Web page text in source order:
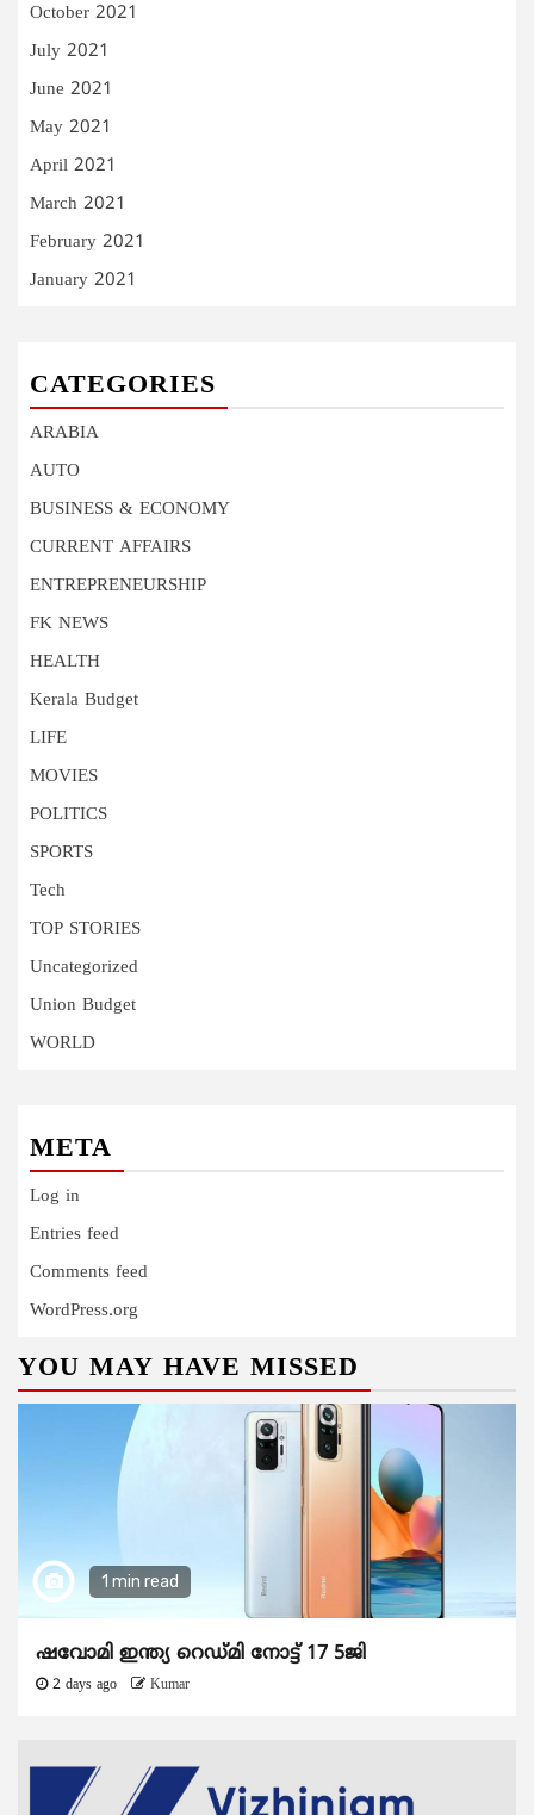
October 2021
July 2021
June 2021
May 2021
April 2021
March 2021
February 2021
January 2021
CATEGORIES
ARABIA
AUTO
BUSINESS & ECONOMY
CURRENT AFFAIRS
ENTREPRENEURSHIP
FK NEWS
HEALTH
Kerala Budget
LIFE
MOVIES
POLITICS
SPORTS
Tech
TOP STORIES
Uncategorized
Union Budget
WORLD
META
Log in
Entries feed
Comments feed
WordPress.org
YOU MAY HAVE MISSED
1 min read
ഷവോമി ഇന്ത്യ റെഡ്മി നോട്ട് 17 5ജി
2 days ago Kumar